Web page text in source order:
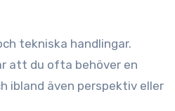
tekniska handlingar.
att du ofta behöver en
ibland även perspektiv eller